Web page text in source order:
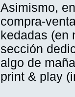
Asimismo,
compra-
kedadas (en
sección
algo de
print & play